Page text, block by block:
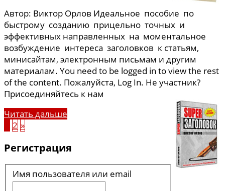
Автор: Виктор Орлов Идеальное пособие по
быстрому созданию прицельно точных и
эффективных направленных на моментальное
возбуждение интереса заголовков к статьям,
минисайтам, электронным письмам и другим
материалам. You need to be logged in to view the rest
of the content. Пожалуйста, Log In. Не участник?
Присоединяйтесь к нам
Читать дальше
2 »
Регистрация
Имя пользователя или email